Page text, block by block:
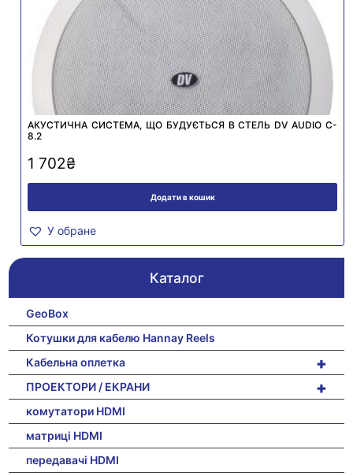
АКУСТИЧНА СИСТЕМА, ЩО БУДУЄТЬСЯ В СТЕЛЬ DV AUDIO C-
8.2
1 702₴
Додати в кошик
У обране
Каталог
GeoBox
Котушки для кабелю Hannay Reels
+
Кабельна оплетка
+
ПРОЕКТОРИ / ЕКРАНИ
комутатори HDMI
матриці HDMI
передавачі HDMI